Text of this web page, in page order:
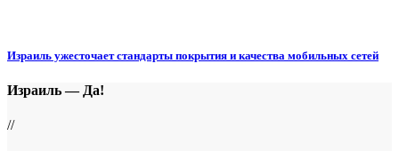
Израиль ужесточает стандарты покрытия и качества мобильных сетей
Израиль — Да!
//